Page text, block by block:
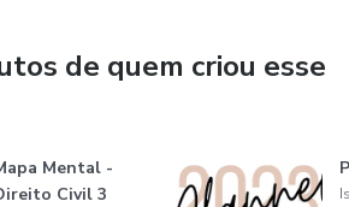
da personalidade jurídica
de quem criou esse
Mental -
Civil 3